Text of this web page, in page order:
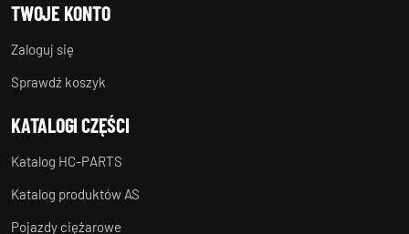
TWOJE KONTO
Zaloguj się
Sprawdź koszyk
KATALOGI CZĘŚCI
Katalog HC-PARTS
Katalog produktów AS
Pojazdy ciężarowe